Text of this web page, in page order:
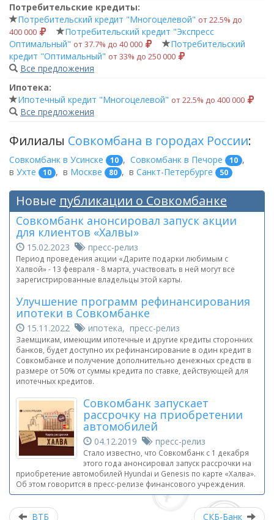
Потребительские кредиты:
Потребительский кредит "Многоцелевой" от 22.5% до
400 000
Потребительский кредит "Экспресс
Оптимальный" от 37.7% до 40 000
Потребительский
кредит "Оптимальный" от 33% до 250 000
Все предложения
Ипотека:
Ипотечный кредит "Многоцелевой" от 22.5% до 400 000
Все предложения
Филиалы Совкомбана в городах России:
Совкомбанк в Усинске 10 , Совкомбанк в Печоре 10 ,
в Ухте 10 , в Москве 80 , в Санкт-Петербурге 50
Новые публикации о Совкомбанке
Совкомбанк анонсировал запуск акции
для клиентов «Халвы»
15.02.2023 пресс-релиз
Период проведения акции «Дарите подарки любимым с
Халвой» - 13 февраля - 8 марта, участвовать в ней могут все
зарегистрированные владельцы этой карты.
Улучшение программ рефинансирования
ипотеки в Совкомбанке
15.11.2022 ипотека, пресс-релиз
Заемщикам, имеющим ипотечные и другие кредиты сторонних
банков, будет доступно их рефинансирование в один кредит в
Совкомбанке и получение дополнительно денежных средств в
размере от 50% от суммы кредита по ставке, действующей для
ипотечных кредитов.
Совкомбанк запускает
рассрочку на приобретении
автомобилей
04.12.2019 пресс-релиз
Стало известно, что Совкомбанк с 1 декабря
этого года анонсировал запуск рассрочки на
приобретение автомобилей Hyundai и Genesis по карте «Халва».
Об этом говорится в пресс-релизе финансового учреждения.
ВТБ СКБ-Банк